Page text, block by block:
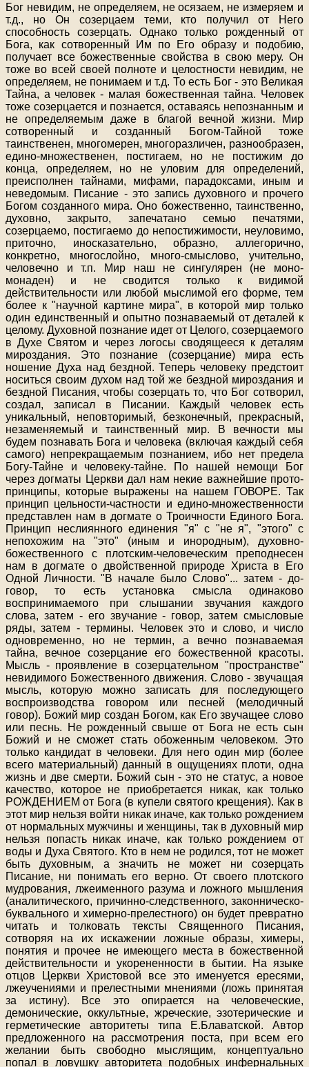
Бог невидим, не определяем, не осязаем, не измеряем и
т.д., но Он созерцаем теми, кто получил от Него
способность созерцать. Однако только рожденный от
Бога, как сотворенный Им по Его образу и подобию,
получает все божественные свойства в свою меру. Он
тоже во всей своей полноте и целостности невидим, не
определяем, не понимаем и т.д. То есть Бог - это Великая
Тайна, а человек - малая божественная тайна. Человек
тоже созерцается и познается, оставаясь непознанным и
не определяемым даже в благой вечной жизни. Мир
сотворенный и созданный Богом-Тайной тоже
таинственен, многомерен, многоразличен, разнообразен,
едино-множественен, постигаем, но не постижим до
конца, определяем, но не уловим для определений,
преисполнен тайнами, мифами, парадоксами, иным и
неведомым. Писание - это запись духовного и прочего
Богом созданного мира. Оно божественно, таинственно,
духовно, закрыто, запечатано семью печатями,
созерцаемо, постигаемо до непостижимости, неуловимо,
приточно, иносказательно, образно, аллегорично,
конкретно, многослойно, много-смыслово, учительно,
человечно и т.п. Мир наш не сингулярен (не моно-
монаден) и не сводится только к видимой
действительности или любой мыслимой его форме, тем
более к "научной картине мира", в которой мир только
один единственный и опытно познаваемый от деталей к
целому. Духовной познание идет от Целого, созерцаемого
в Духе Святом и через логосы сводящееся к деталям
мироздания. Это познание (созерцание) мира есть
ношение Духа над бездной. Теперь человеку предстоит
носиться своим духом над той же бездной мироздания и
бездной Писания, чтобы созерцать то, что Бог сотворил,
создал, записал в Писании. Каждый человек есть
уникальный, неповторимый, безконечный, прекрасный,
незаменяемый и таинственный мир. В вечности мы
будем познавать Бога и человека (включая каждый себя
самого) непрекращаемым познанием, ибо нет предела
Богу-Тайне и человеку-тайне. По нашей немощи Бог
через догматы Церкви дал нам некие важнейшие прото-
принципы, которые выражены на нашем ГОВОРЕ. Так
принцип цельности-частности и едино-множественности
представлен нам в догмате о Троичности Единого Бога.
Принцип неслиянного единения "я" с "не я", "этого" с
непохожим на "это" (иным и инородным), духовно-
божественного с плотским-человеческим преподнесен
нам в догмате о двойственной природе Христа в Его
Одной Личности. "В начале было Слово"... затем - до-
говор, то есть установка смысла одинаково
воспринимаемого при слышании звучания каждого
слова, затем - его звучание - говор, затем смысловые
ряды, затем - термины. Человек это и слово, и число
одновременно, но не термин, а вечно познаваемая
тайна, вечное созерцание его божественной красоты.
Мысль - проявление в созерцательном "пространстве"
невидимого Божественного движения. Слово - звучащая
мысль, которую можно записать для последующего
воспроизводства говором или песней (мелодичный
говор). Божий мир создан Богом, как Его звучащее слово
или песнь. Не рожденный свыше от Бога не есть сын
Божий и не сможет стать обоженным человеком. Это
только кандидат в человеки. Для него один мир (более
всего материальный) данный в ощущениях плоти, одна
жизнь и две смерти. Божий сын - это не статус, а новое
качество, которое не приобретается никак, как только
РОЖДЕНИЕМ от Бога (в купели святого крещения). Как в
этот мир нельзя войти никак иначе, как только рождением
от нормальных мужчины и женщины, так в духовный мир
нельзя попасть никак иначе, как только рождением от
воды и Духа Святого. Кто в нем не родился, тот не может
быть духовным, а значить не может ни созерцать
Писание, ни понимать его верно. От своего плотского
мудрования, лжеименного разума и ложного мышления
(аналитического, причинно-следственного, законническо-
буквального и химерно-прелестного) он будет превратно
читать и толковать тексты Священного Писания,
сотворяя на их искажении ложные образы, химеры,
понятия и прочее не имеющего места в божественной
действительности и укорененности в бытии. На языке
отцов Церкви Христовой все это именуется ересями,
лжеучениями и прелестными мнениями (ложь принятая
за истину). Все это опирается на человеческие,
демонические, оккультные, жреческие, эзотерические и
герметические авторитеты типа Е.Блаватской. Автор
предложенного на рассмотрения поста, при всем его
желании быть свободно мыслящим, концептуально
попал в ловушку авторитета подобных инфернальных